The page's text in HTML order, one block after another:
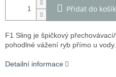
Přidat do
F1 Sling je špičkový
pohodlné vážení ryb přímo u vody.
Detailní informace